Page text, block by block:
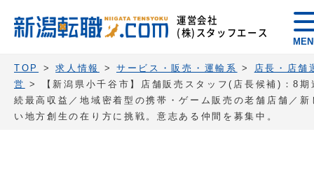
運営会社
(株)スタッフエース
TOP >求人情報 > サービス・販売・運輸系 > 店長・店舗
営 >
【新潟県小千谷市】店舗販売スタッフ(店長候補)：8期
続最高収益／地域密着型の携帯・ゲーム販売の老舗店舗／新
い地方創生の在り方に挑戦。意志ある仲間を募集中。